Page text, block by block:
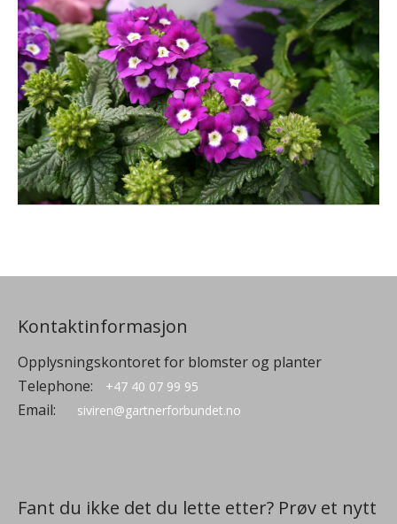
Kontaktinformasjon
Opplysningskontoret for blomster og planter
Telephone:
+47 40 07 99 95
Email: siviren@gartnerforbundet.no
Fant du ikke det du lette etter? Prøv et nytt